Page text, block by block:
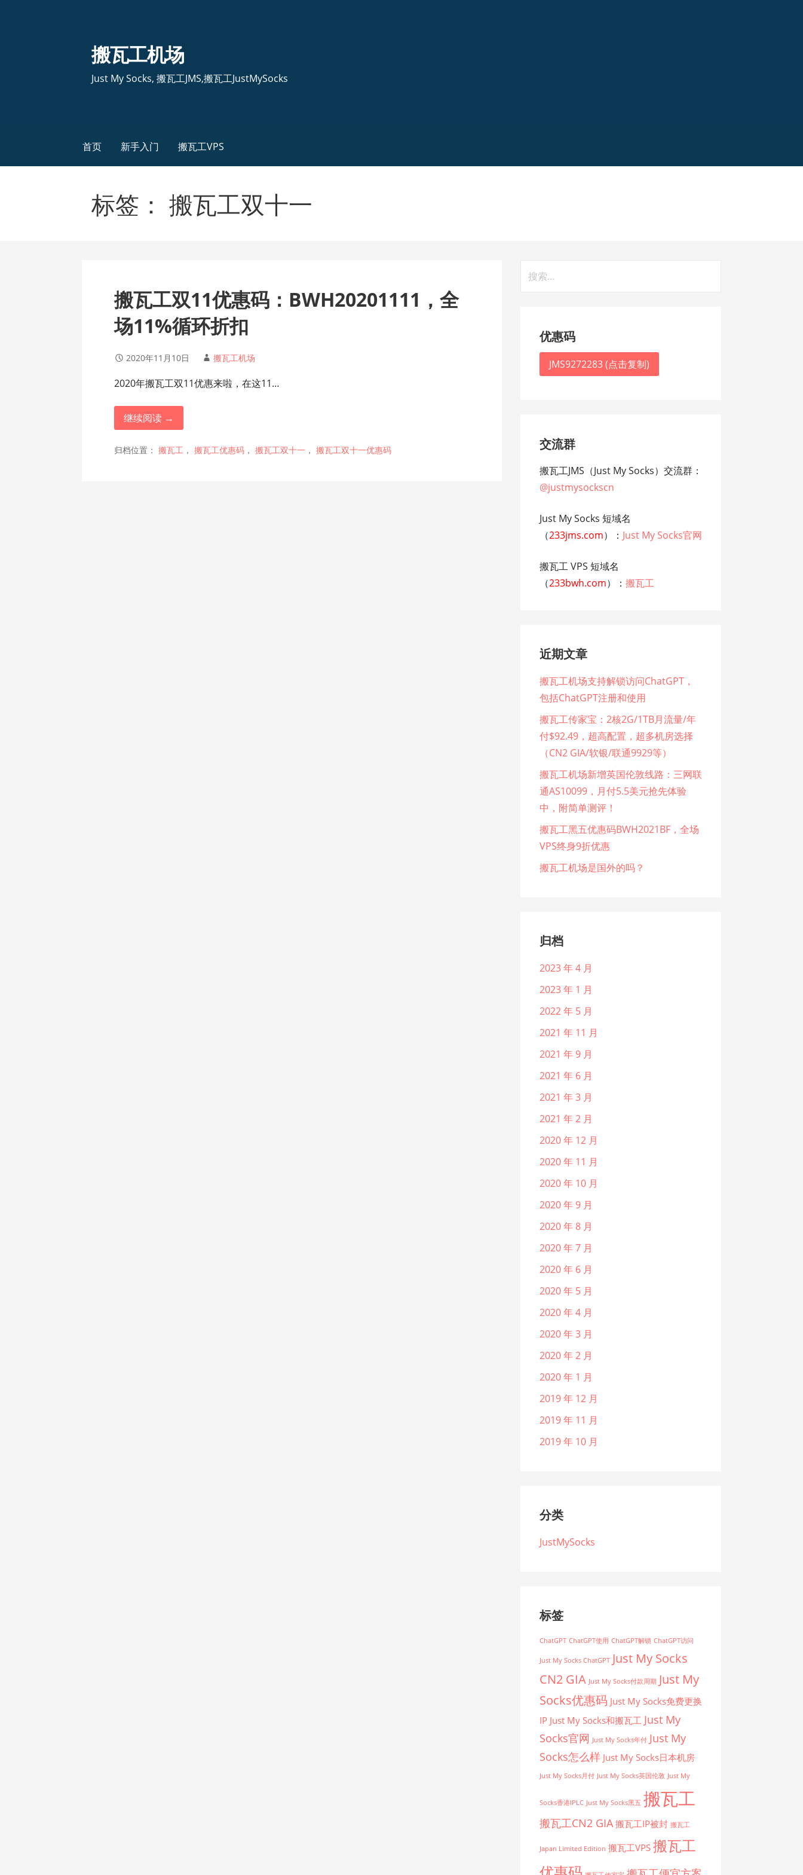
搬瓦工机场
Just My Socks, 搬瓦工JMS,搬瓦工JustMySocks
首页 新手入门 搬瓦工VPS
标签： 搬瓦工双十一
搬瓦工双11优惠码：BWH20201111，全
场11%循环折扣
2020年11月10日 搬瓦工机场
2020年搬瓦工双11优惠来啦，在这11…
继续阅读 →
归档位置：搬瓦工 ，搬瓦工优惠码 ，搬瓦工双十一 ，搬瓦工双十一优惠码
索：
优惠码
JMS9272283 (点击复制)
交流群
搬瓦工JMS（Just My Socks）交流群：
@justmysockscn
Just My Socks 短域名
（233jms.com）： Just My Socks官网
搬瓦工 VPS 短域名
（233bwh.com）： 搬瓦工
近期文章
搬瓦工机场支持解锁访问ChatGPT，
包括ChatGPT注册和使用
搬瓦工传家宝：2核2G/1TB月流量/年
付$92.49，超高配置，超多机房选择
（CN2 GIA/软银/联通9929等）
搬瓦工机场新增英国伦敦线路：三网联
通AS10099，月付5.5美元抢先体验
中，附简单测评！
搬瓦工黑五优惠码BWH2021BF，全场
VPS终身9折优惠
搬瓦工机场是国外的吗？
归档
2023 年 4 月
2023 年 1 月
2022 年 5 月
2021 年 11 月
2021 年 9 月
2021 年 6 月
2021 年 3 月
2021 年 2 月
2020 年 12 月
2020 年 11 月
2020 年 10 月
2020 年 9 月
2020 年 8 月
2020 年 7 月
2020 年 6 月
2020 年 5 月
2020 年 4 月
2020 年 3 月
2020 年 2 月
2020 年 1 月
2019 年 12 月
2019 年 11 月
2019 年 10 月
分类
JustMySocks
标签
ChatGPT ChatGPT使用 ChatGPT解锁 ChatGPT访问
Just My Socks ChatGPT Just My Socks
CN2 GIA Just My Socks付款周期 Just My
Socks优惠码 Just My Socks免费更换
IP Just My Socks和搬瓦工 Just My
Socks官网 Just My Socks年付 Just My
Socks怎么样 Just My Socks日本机房
Just My Socks月付 Just My Socks英国伦敦 Just My
Socks香港IPLC Just My Socks黑五 搬瓦工
搬瓦工CN2 GIA 搬瓦工IP被封 搬瓦工
Japan Limited Edition 搬瓦工VPS 搬瓦工